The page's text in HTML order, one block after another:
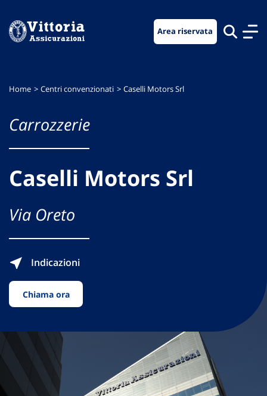
menu
contenuto
footer
Area riservata
Home Centri convenzionati Caselli Motors Srl
Carrozzerie
Caselli Motors Srl
Via Oreto
Indicazioni
Chiama ora